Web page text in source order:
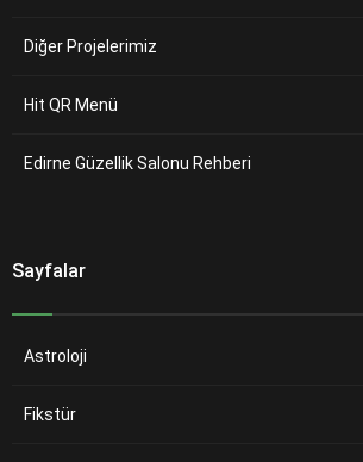
Diğer Projelerimiz
Hit QR Menü
Edirne Güzellik Salonu Rehberi
Sayfalar
Astroloji
Fikstür